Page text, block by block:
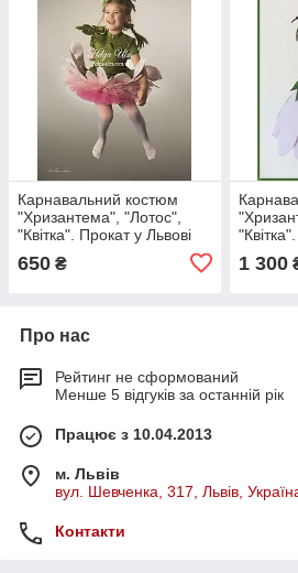
Карнавальний костюм
"Хризантема", "Лотос",
"Квітка". Прокат у Львові
650 ₴ 1 300
Про нас
Рейтинг не сформований
Менше 5 відгуків за останній рік
Працює з 10.04.2013
м. Львів
вул. Шевченка, 317, Львів,
Контакти